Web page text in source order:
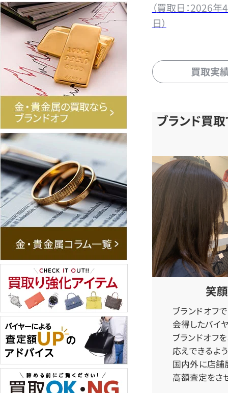
（買取日：2026
日）
買取実
ブランド買
笑
ブランドオフ
会得したバイ
ブランドオフ
応えできるよ
国内外に店舗
高額査定をさ